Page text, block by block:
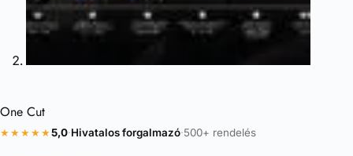
One Cut
★★★★★5,0·Hivatalos forgalmazó·500+ rendelés